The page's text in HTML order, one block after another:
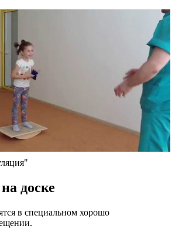
доске
в специальном хорошо